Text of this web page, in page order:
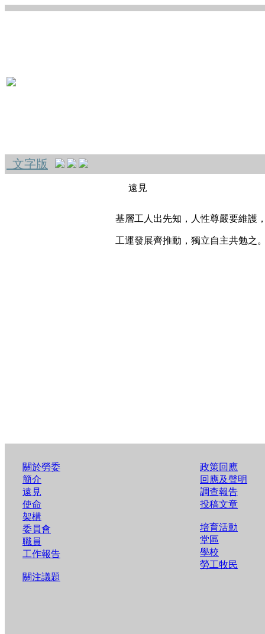
文字版
遠見
基層工人出先知，人性尊嚴要維護
工運發展齊推動，獨立自主共勉之
關於勞委
簡介
遠見
使命
架構
委員會
職員
工作報告
關注議題
政策回應
回應及聲明
調查報告
投稿文章
培育活動
堂區
學校
勞工牧民